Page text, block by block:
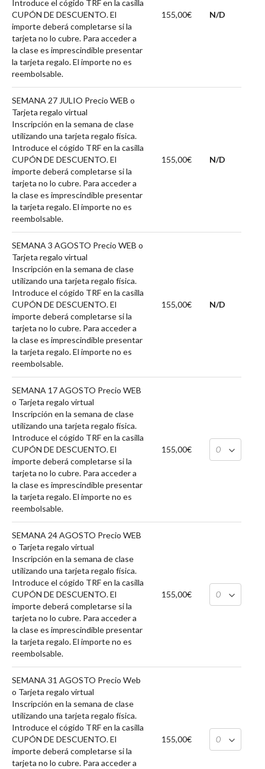
Introduce el cógido TRF en la casilla
CUPÓN DE DESCUENTO. El
importe deberá completarse si la
tarjeta no lo cubre. Para acceder a
la clase es imprescindible presentar
la tarjeta regalo. El importe no es
reembolsable.
155,00€ N/D
SEMANA 27 JULIO Precio WEB o
Tarjeta regalo virtual
Inscripción en la semana de clase
utilizando una tarjeta regalo física.
Introduce el cógido TRF en la casilla
CUPÓN DE DESCUENTO. El
importe deberá completarse si la
tarjeta no lo cubre. Para acceder a
la clase es imprescindible presentar
la tarjeta regalo. El importe no es
reembolsable.
155,00€ N/D
SEMANA 3 AGOSTO Precio WEB o
Tarjeta regalo virtual
Inscripción en la semana de clase
utilizando una tarjeta regalo física.
Introduce el cógido TRF en la casilla
CUPÓN DE DESCUENTO. El
importe deberá completarse si la
tarjeta no lo cubre. Para acceder a
la clase es imprescindible presentar
la tarjeta regalo. El importe no es
reembolsable.
155,00€ N/D
SEMANA 17 AGOSTO Precio WEB
o Tarjeta regalo virtual
Inscripción en la semana de clase
utilizando una tarjeta regalo física.
Introduce el cógido TRF en la casilla
CUPÓN DE DESCUENTO. El
importe deberá completarse si la
tarjeta no lo cubre. Para acceder a
la clase es imprescindible presentar
la tarjeta regalo. El importe no es
reembolsable.
155,00€
SEMANA 24 AGOSTO Precio WEB
o Tarjeta regalo virtual
Inscripción en la semana de clase
utilizando una tarjeta regalo física.
Introduce el cógido TRF en la casilla
CUPÓN DE DESCUENTO. El
importe deberá completarse si la
tarjeta no lo cubre. Para acceder a
la clase es imprescindible presentar
la tarjeta regalo. El importe no es
reembolsable.
155,00€
SEMANA 31 AGOSTO Precio Web
o Tarjeta regalo virtual
Inscripción en la semana de clase
utilizando una tarjeta regalo física.
Introduce el cógido TRF en la casilla
CUPÓN DE DESCUENTO. El
importe deberá completarse si la
tarjeta no lo cubre. Para acceder a
155,00€